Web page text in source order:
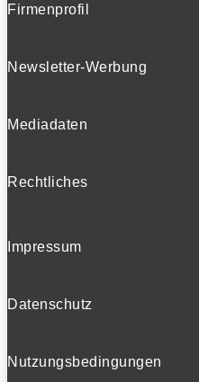
Firmenprofil
Newsletter-Werbung
Mediadaten
Rechtliches
Impressum
Datenschutz
Nutzungsbedingungen